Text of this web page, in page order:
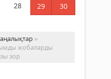
28 29
30
»
жобаларды
зор